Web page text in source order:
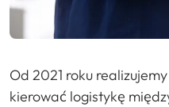
Od 2021 roku
kierować logistykę